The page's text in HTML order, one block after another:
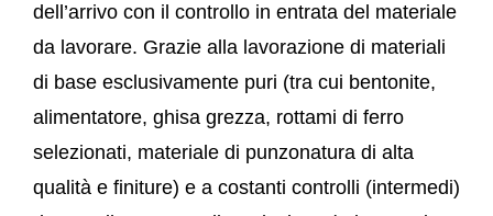
dell’arrivo con il controllo in entrata del materiale
da lavorare. Grazie alla lavorazione di materiali
di base esclusivamente puri (tra cui bentonite,
alimentatore, ghisa grezza, rottami di ferro
selezionati, materiale di punzonatura di alta
qualità e finiture) e a costanti controlli (intermedi)